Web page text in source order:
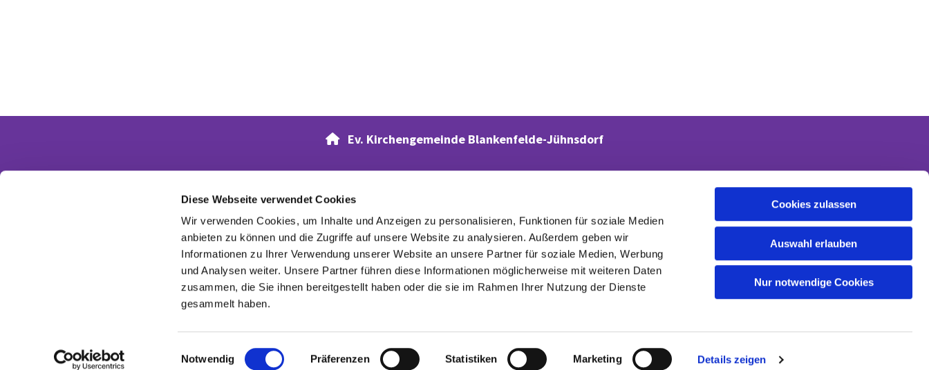
Diese Webseite verwendet Cookies
Wir verwenden Cookies, um Inhalte und Anzeigen zu personalisieren, Funktionen für soziale Medien
anbieten zu können und die Zugriffe auf unsere Website zu analysieren. Außerdem geben wir
Informationen zu Ihrer Verwendung unserer Website an unsere Partner für soziale Medien, Werbung
und Analysen weiter. Unsere Partner führen diese Informationen möglicherweise mit weiteren Daten
zusammen, die Sie ihnen bereitgestellt haben oder die sie im Rahmen Ihrer Nutzung der Dienste
gesammelt haben.
i
Notwendig Präferenzen Statistiken Marketing Details zeigen
Cookies zulassen
Auswahl erlauben
Nur notwendige Cookies
Ev. Kirchengemeinde Blankenfelde-Jühnsdorf
Partnergemeinden
Ev. Invitasgemeinde Glasow-Mahlow
Ev. Kirchengemeinde Dahlewitz-Diedersdorf
Ev. Versöhnungsgemeinde Rangsdorf
Ev. Kirchenkreis Zossen-Fläming
EKBO - Evangelisch im Osten
Evangelischer Waldfriedhof
Kontakt
Kontaktinformationen
Impressum